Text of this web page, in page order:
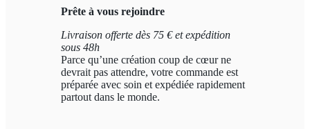
Prête à vous rejoindre
Livraison offerte dès 75 € et expédition
sous 48h
Parce qu’une création coup de cœur ne
devrait pas attendre, votre commande est
préparée avec soin et expédiée rapidement
partout dans le monde.